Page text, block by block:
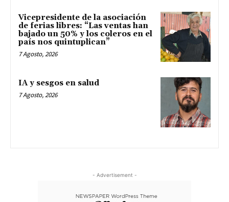
Vicepresidente de la asociación
de ferias libres: “Las ventas han
bajado un 50% y los coleros en el
país nos quintuplican”
7 Agosto, 2026
IA y sesgos en salud
7 Agosto, 2026
- Advertisement -